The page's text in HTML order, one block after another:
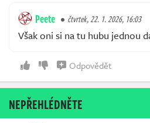
Peete čtvrtek, 22. 1. 2026, 16:03
Však oni si na tu hubu jednou
Odpovědět
NEPŘEHLÉDNĚTE